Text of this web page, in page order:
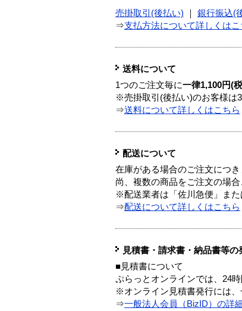
売掛取引(後払い) 銀行振込(
⇒支払方法について詳しくはこ
送料について
1つのご注文毎に一律1,100円(
※売掛取引(後払い)のお客様は
⇒送料について詳しくはこちら
配送について
在庫がある場合のご注文につ
尚、複数の商品をご注文の場
※配送業者は「佐川急便」ま
⇒配送について詳しくはこちら
見積書・請求書・納品書等の
■見積書について
ぷらっとオンラインでは、24
※オンライン見積書発行には、
⇒一般法人会員（BizID）の詳